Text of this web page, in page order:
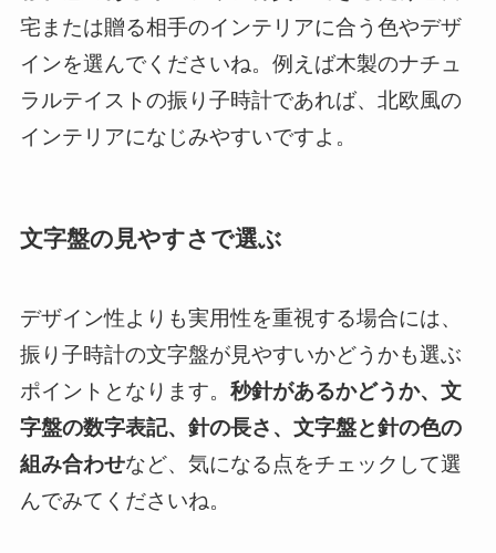
宅または贈る相手のインテリアに合う色やデザ
インを選んでくださいね。例えば木製のナチュ
ラルテイストの振り子時計であれば、北欧風の
インテリアになじみやすいですよ。
文字盤の見やすさで選ぶ
デザイン性よりも実用性を重視する場合には、
振り子時計の文字盤が見やすいかどうかも選ぶ
ポイントとなります。 秒針があるかどうか、文
字盤の数字表記、針の長さ、文字盤と針の色の
組み合わせなど、気になる点をチェックして選
んでみてくださいね。